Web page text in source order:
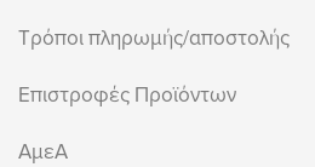
Τρόποι πληρωμής/αποστολής
Επιστροφές Προϊόντων
ΑμεΑ